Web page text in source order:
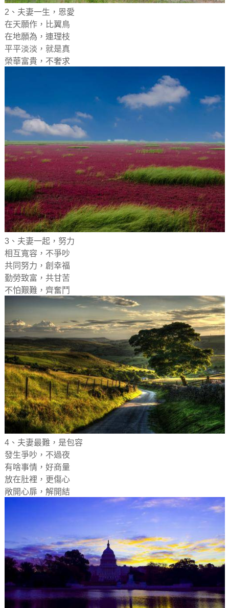
2、夫妻一生，恩愛
在天願作，比翼鳥
在地願為，連理枝
平平淡淡，就是真
榮華富貴，不奢求
3、夫妻一起，努力
相互寬容，不爭吵
共同努力，創幸福
勤勞致富，共甘苦
不怕艱難，齊奮鬥
4、夫妻最難，是包容
發生爭吵，不過夜
有啥事情，好商量
放在肚裡，更傷心
敞開心扉，解開結